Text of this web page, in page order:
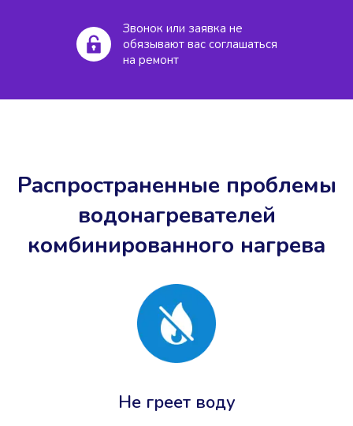
Звонок или заявка не
обязывают вас соглашаться
на ремонт
Распространенные проблемы
водонагревателей
комбинированного нагрева
Не греет воду